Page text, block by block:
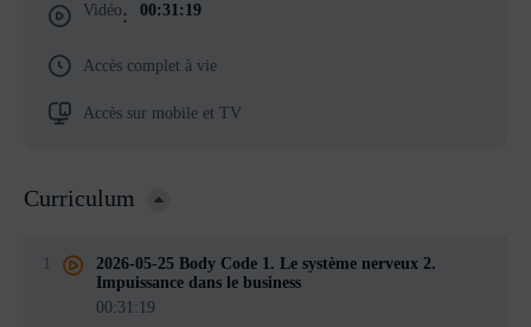
Vidéo: 00:31:19
Accès complet à vie
Accès sur mobile et TV
Curriculum
2026-05-25 Body Code 1. Le système nerveux 2.
Impuissance dans le business
00:31:19